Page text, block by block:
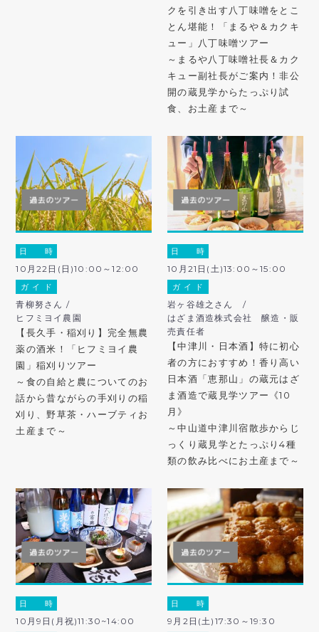
クを引き出す八丁味噌をとこ
とん堪能！「まるや＆カクキ
ュー」八丁味噌ツアー
～まるや八丁味噌社長＆カク
キュー副社長がご案内！非公
開の蔵見学からたっぷり試
食、お土産まで～
日 時
10月22日(日)10:00～12:00
ガ イ ド
青柳努さん /
ヒフミヨイ農園
【長久手・稲刈り】完全無農
薬の酒米！「ヒフミヨイ農
園」稲刈りツアー
～食の自給と農についてのお
話から昔ながらの手刈りの稲
刈り、野草茶・ハーブティお
土産まで～
日 時
10月21日(土)13:00～15:00
ガ イ ド
岩ヶ谷雄之さん /
はざま酒造株式会社 醸造・販
売責任者
【中津川・日本酒】特に初心
者の方におすすめ！香り高い
日本酒「恵那山」の蔵元はざ
ま酒造で蔵見学ツアー《10
月》
～中山道中津川宿散歩からじ
っくり蔵見学とたっぷり4種
類の飲み比べにお土産まで～
日 時
10月9日(月祝)11:30~14:00
日 時
9月2日(土)17:30～19:30